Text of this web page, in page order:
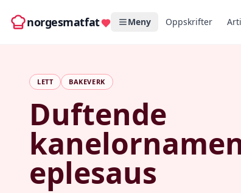
norgesmatfat Meny Oppskrifter
LETT BAKEVERK
Duftende
eplesaus